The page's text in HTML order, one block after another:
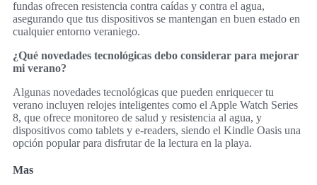
fundas ofrecen resistencia contra caídas y contra el agua,
asegurando que tus dispositivos se mantengan en buen estado en
cualquier entorno veraniego.
¿Qué novedades tecnológicas debo considerar para mejorar
mi verano?
Algunas novedades tecnológicas que pueden enriquecer tu
verano incluyen relojes inteligentes como el Apple Watch Series
8, que ofrece monitoreo de salud y resistencia al agua, y
dispositivos como tablets y e-readers, siendo el Kindle Oasis una
opción popular para disfrutar de la lectura en la playa.
Mas